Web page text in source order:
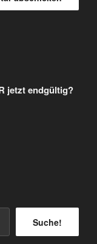
jetzt endgültig?
Suche!